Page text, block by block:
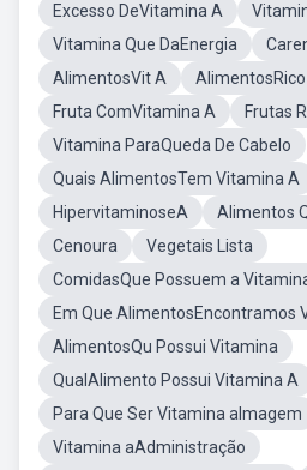
Excesso DeVitamina A
Vitamina Que DaEnergia
AlimentosVit A
Fruta ComVitamina A
Frutas
Vitamina ParaQueda De Cabelo
Quais AlimentosTem Vitamina A
HipervitaminoseA
Alimentos
Cenoura
Vegetais Lista
ComidasQue Possuem a
Em Que AlimentosEncontramos
AlimentosQu Possui Vitamina
QualAlimento Possui Vitamina A
Para Que Ser Vitamina aImagem
Vitamina aAdministração